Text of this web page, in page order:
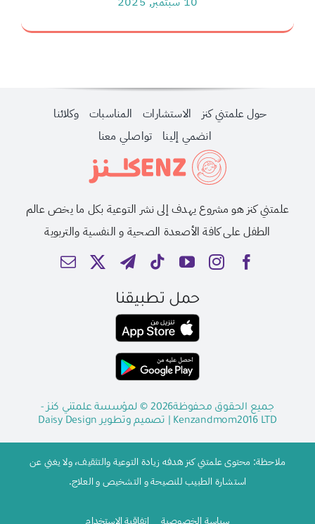
حول علمتني كنز الاستشارات المناسبات
وكلائنا
انضمي إلينا
تواصلي معنا
علمتني كنز هو مشروع يهدف إلى نشر التوعية بكل ما يخص عالم
الطفل على كافة الأصعدة الصحية و النفسية والتربوية
حمل تطبيقنا
جميع الحقوق محفوظة2026 © لمؤسسة علمتني كنز -
Kenzandmom2016 LTD | تصميم وتطويرDaisy Design
ملاحظة: محتوى علمتني كنز هدفه زيادة التوعية والتثقيف، ولا يغني عن
استشارة الطبيب للنصيحة و التشخيص و العلاج.
سياسة الخصوصية اتفاقية الاستخدام